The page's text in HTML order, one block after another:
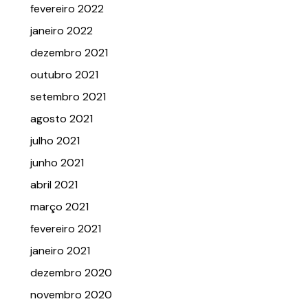
fevereiro 2022
janeiro 2022
dezembro 2021
outubro 2021
setembro 2021
agosto 2021
julho 2021
junho 2021
abril 2021
março 2021
fevereiro 2021
janeiro 2021
dezembro 2020
novembro 2020